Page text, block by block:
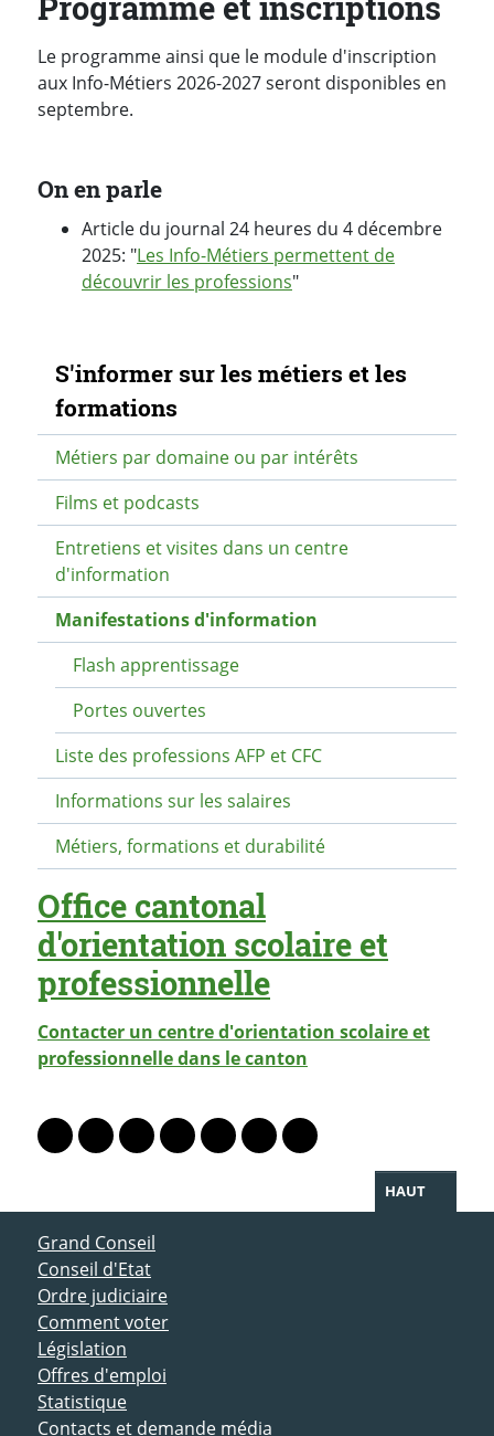
Le programme ainsi que le module d'inscription
aux Info-Métiers 2026-2027 seront disponibles en
septembre.
On en parle
Article du journal 24 heures du 4 décembre
2025: "Les Info-Métiers permettent de
découvrir les professions"
Navigation secondaire
S'informer sur les métiers et les
formations
Métiers par domaine ou par intérêts
Films et podcasts
Entretiens et visites dans un centre
d'information
Manifestations d'information
Flash apprentissage
Portes ouvertes
Liste des professions AFP et CFC
Informations sur les salaires
Métiers, formations et durabilité
Office cantonal
d'orientation scolaire et
professionnelle
Contacter un centre d'orientation scolaire et
professionnelle dans le canton
Lien vers le profil Mastodon
Lien vers le profil Bluesky
Lien vers le profil Instagram
Lien vers le profil Linkedin
Lien vers le profil Facebook
Lien vers le profil Twitter
Partager par WhatsApp
HAUT
ACCÈS DIRECT
Grand Conseil
Conseil d'Etat
Ordre judiciaire
Comment voter
Législation
Offres d'emploi
Statistique
Contacts et demande média